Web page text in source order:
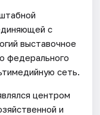
с
выставочное
федерального
сеть.
центром
и